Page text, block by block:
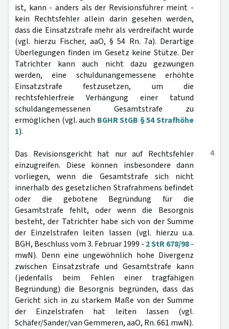
ist, kann - anders als der Revisionsführer meint -
kein Rechtsfehler allein darin gesehen werden,
dass die Einsatzstrafe mehr als verdreifacht wurde
(vgl. hierzu Fischer, aaO, § 54 Rn. 7a). Derartige
Überlegungen finden im Gesetz keine Stütze. Der
Tatrichter kann auch nicht dazu gezwungen
werden, eine schuldunangemessene erhöhte
Einsatzstrafe festzusetzen, um die
rechtsfehlerfreie Verhängung einer tatund
schuldangemessenen Gesamtstrafe zu
ermöglichen (vgl. auch BGHR StGB § 54 Strafhöhe
1).
4
Das Revisionsgericht hat nur auf Rechtsfehler
einzugreifen. Diese können insbesondere dann
vorliegen, wenn die Gesamtstrafe sich nicht
innerhalb des gesetzlichen Strafrahmens befindet
oder die gebotene Begründung für die
Gesamtstrafe fehlt, oder wenn die Besorgnis
besteht, der Tatrichter habe sich von der Summe
der Einzelstrafen leiten lassen (vgl. hierzu u.a.
BGH, Beschluss vom 3. Februar 1999 - 2 StR 678/98-
mwN). Denn eine ungewöhnlich hohe Divergenz
zwischen Einsatzstrafe und Gesamtstrafe kann
(jedenfalls beim Fehlen einer tragfähigen
Begründung) die Besorgnis begründen, dass das
Gericht sich in zu starkem Maße von der Summe
der Einzelstrafen hat leiten lassen (vgl.
Schäfer/Sander/van Gemmeren, aaO, Rn. 661 mwN).